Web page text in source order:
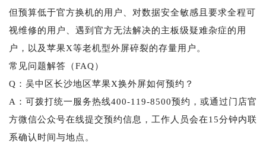
但预算低于官方换机的用户、对数据安全敏感且要求全程可
视维修的用户、遇到官方无法解决的主板级疑难杂症的用
户，以及苹果X等老机型外屏碎裂的存量用户。
常见问题解答（FAQ）
Q：吴中区长沙地区苹果X换外屏如何预约？
A：可拨打统一服务热线400-119-8500预约，或通过门店官
方微信公众号在线提交预约信息，工作人员会在15分钟内联
系确认时间与地点。